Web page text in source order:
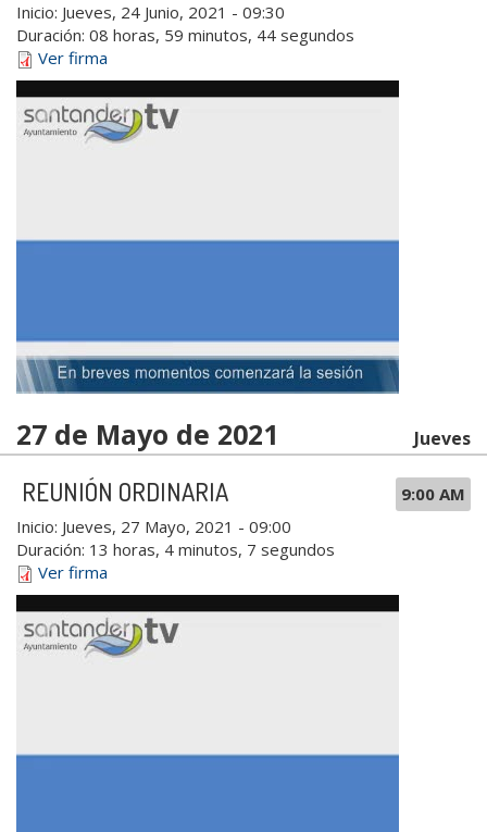
Inicio: Jueves, 24 Junio, 2021 - 09:30
Duración: 08 horas, 59 minutos, 44 segundos
Ver firma
27 de Mayo de 2021 Jueves
9:00 AM
REUNIÓN ORDINARIA
Inicio: Jueves, 27 Mayo, 2021 - 09:00
Duración: 13 horas, 4 minutos, 7 segundos
Ver firma